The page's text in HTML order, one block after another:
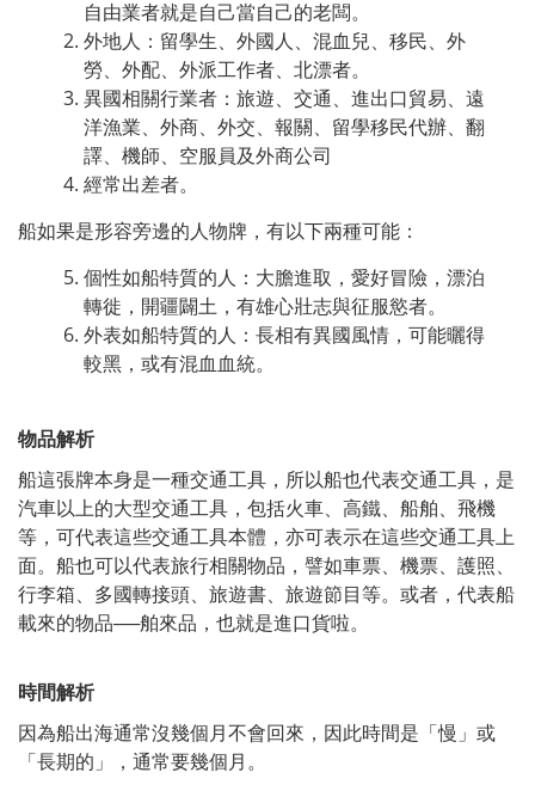
自由業者就是自己當自己的老闆。
外地人：留學生、外國人、混血兒、移民、外
勞、外配、外派工作者、北漂者。
異國相關行業者：旅遊、交通、進出口貿易、遠
洋漁業、外商、外交、報關、留學移民代辦、翻
譯、機師、空服員及外商公司
經常出差者。
船如果是形容旁邊的人物牌，有以下兩種可能：
個性如船特質的人：大膽進取，愛好冒險，漂泊
轉徙，開疆闢土，有雄心壯志與征服慾者。
外表如船特質的人：長相有異國風情，可能曬得
較黑，或有混血血統。
物品解析
船這張牌本身是一種交通工具，所以船也代表交通工具，是
汽車以上的大型交通工具，包括火車、高鐵、船舶、飛機
等，可代表這些交通工具本體，亦可表示在這些交通工具上
面。船也可以代表旅行相關物品，譬如車票、機票、護照、
行李箱、多國轉接頭、旅遊書、旅遊節目等。或者，代表船
載來的物品──舶來品，也就是進口貨啦。
時間解析
因為船出海通常沒幾個月不會回來，因此時間是「慢」或
「長期的」，通常要幾個月。